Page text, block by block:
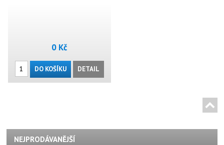
0 Kč
DO KOŠÍKU DETAIL
NEJPRODÁVANĚJŠÍ